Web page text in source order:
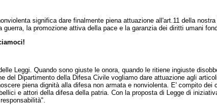
significa dare finalmente piena attuazione all'art.11 della
la promozione attiva della pace e la garanzia dei diritti umani
Leggi. Quando sono giuste le onora, quando le ritiene ingiuste
del Dipartimento della Difesa Civile vogliamo dare attuazione agli
piena dignità alla difesa non armata e nonviolenta. E' compito dei
e attori della difesa della patria. Con la proposta di Legge di